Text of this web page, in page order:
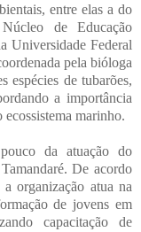
entre elas a do
de Educação
Universidade Federal
pela bióloga
espécies de tubarões,
a importância
marinho.
da atuação do
De acordo
organização atua na
de jovens em
capacitação de